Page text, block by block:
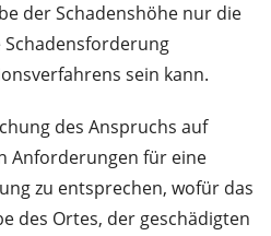
der Schadenshöhe nur die
sein kann.
des Anspruchs auf
Anforderungen für eine
zu entsprechen, wofür das
des Ortes, der geschädigten